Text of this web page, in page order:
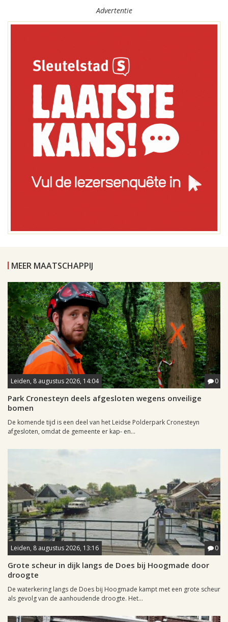
Advertentie
MEER MAATSCHAPPIJ
Leiden, 8 augustus 2026, 14:04 0
Park Cronesteyn deels afgesloten wegens onveilige
bomen
De komende tijd is een deel van het Leidse Polderpark Cronesteyn
afgesloten, omdat de gemeente er kap- en...
Leiden, 8 augustus 2026, 13:16 0
Grote scheur in dijk langs de Does bij Hoogmade door
droogte
De waterkering langs de Does bij Hoogmade kampt met een grote scheur
als gevolg van de aanhoudende droogte. Het...